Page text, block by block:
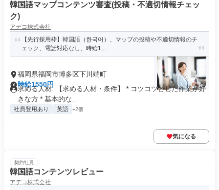
韓国語マップコンテンツ審査(投稿・不適切情報チェッ
ク)
アデコ株式会社
【先行採用枠】韓国語（한국어）、マップの投稿や不適切情報のチ
ェック、電話対応なし、時給1,...
福岡県福岡市博多区下川端町
時給1550円
求める人材: 【求める人材・条件】 * コツコツとした作業が好
きな方 * 基本的な...
社員登用あり 英語 +2個
気になる
契約社員
韓国語コンテンツレビュー
アデコ株式会社